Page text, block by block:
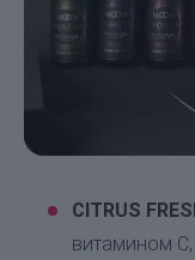
CITRUS
витамином